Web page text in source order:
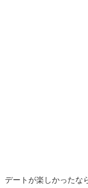
デートが楽しかったな